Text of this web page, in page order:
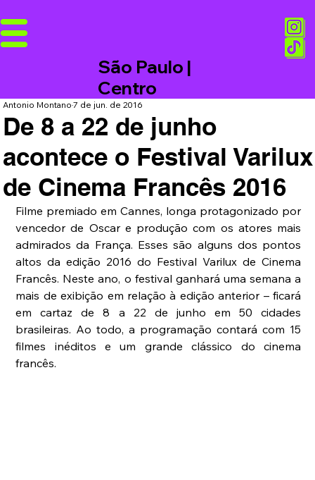
São Paulo |
Centro
De 8 a 22 de junho
acontece o Festival Varilux
de Cinema Francês 2016
Antonio Montano7 de jun. de 2016
Filme premiado em Cannes, longa protagonizado por
vencedor de Oscar e produção com os atores mais
admirados da França. Esses são alguns dos pontos
altos da edição 2016 do Festival Varilux de Cinema
Francês. Neste ano, o festival ganhará uma semana a
mais de exibição em relação à edição anterior – ficará
em cartaz de 8 a 22 de junho em 50 cidades
brasileiras. Ao todo, a programação contará com 15
filmes inéditos e um grande clássico do cinema
francês.